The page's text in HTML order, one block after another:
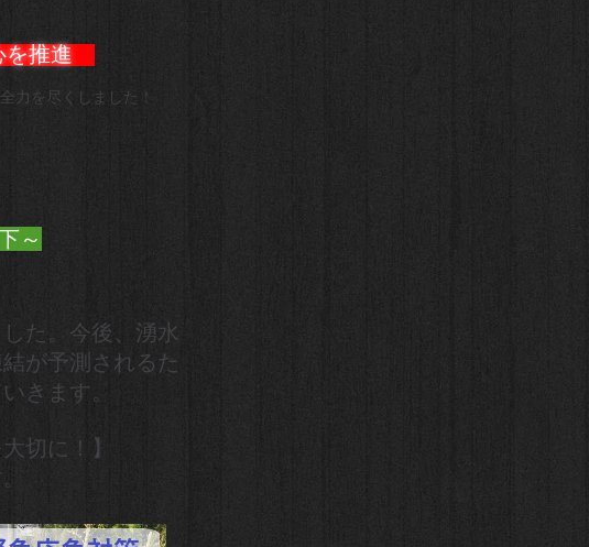
を推進
力を尽くしました！
～
た。今後、湧水
が予測されるた
きます。
切に！】